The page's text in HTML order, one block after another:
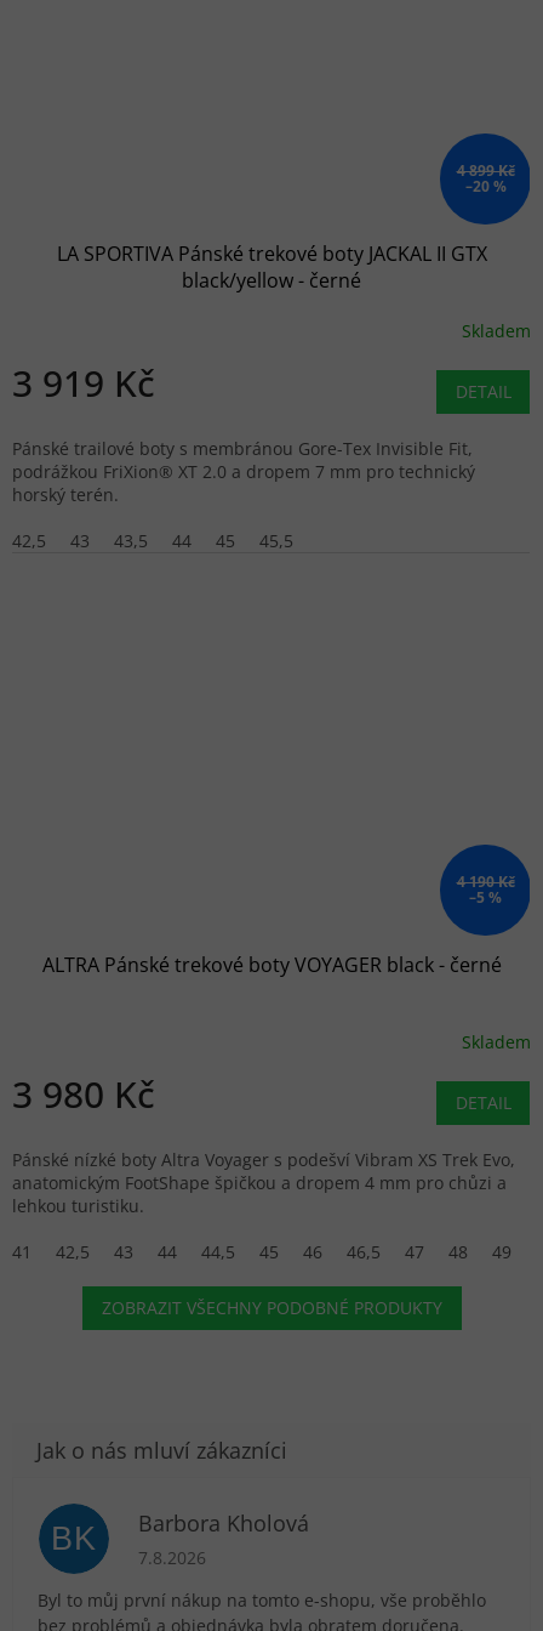
4 899 Kč
–20 %
LA SPORTIVA Pánské trekové boty JACKAL II GTX
black/yellow - černé
Skladem
3 919 Kč DETAIL
Pánské trailové boty s membránou Gore-Tex Invisible Fit,
podrážkou FriXion® XT 2.0 a dropem 7 mm pro technický
horský terén.
42,5
43 43,5 44 45 45,5
4 190 Kč
–5 %
ALTRA Pánské trekové boty VOYAGER black - černé
Skladem
3 980 Kč DETAIL
Pánské nízké boty Altra Voyager s podešví Vibram XS Trek Evo,
anatomickým FootShape špičkou a dropem 4 mm pro chůzi a
lehkou turistiku.
41
42,5 43 44 44,5 45 46 46,5 47 48 49
ZOBRAZIT VŠECHNY PODOBNÉ PRODUKTY
BK Barbora Kholová
Hodnocení obchodu je 5 z 5 hvězdiček.
7.8.2026
Byl to můj první nákup na tomto e-shopu, vše proběhlo
bez problémů a objednávka byla obratem doručena.